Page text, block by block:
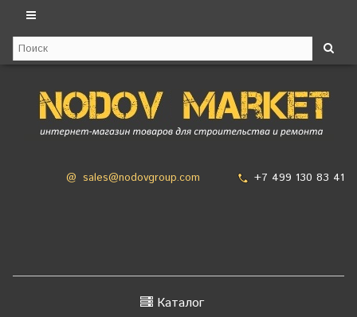
@ sales@nodovgroup.com +7 499 130 83 41
Каталог